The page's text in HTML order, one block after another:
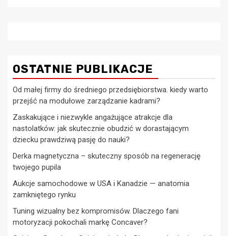
OSTATNIE PUBLIKACJE
Od małej firmy do średniego przedsiębiorstwa. kiedy warto
przejść na modułowe zarządzanie kadrami?
Zaskakujące i niezwykle angażujące atrakcje dla
nastolatków: jak skutecznie obudzić w dorastającym
dziecku prawdziwą pasję do nauki?
Derka magnetyczna – skuteczny sposób na regenerację
twojego pupila
Aukcje samochodowe w USA i Kanadzie — anatomia
zamkniętego rynku
Tuning wizualny bez kompromisów. Dlaczego fani
motoryzacji pokochali markę Concaver?